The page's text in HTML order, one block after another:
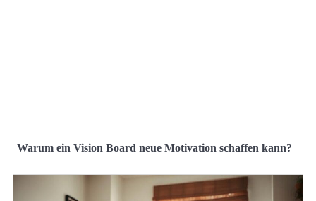
Warum ein Vision Board neue Motivation schaffen kann?